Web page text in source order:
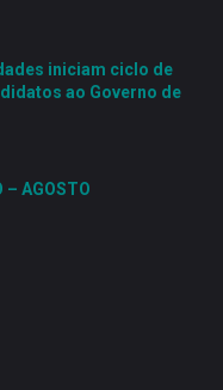
iniciam ciclo de
ao Governo de
– AGOSTO